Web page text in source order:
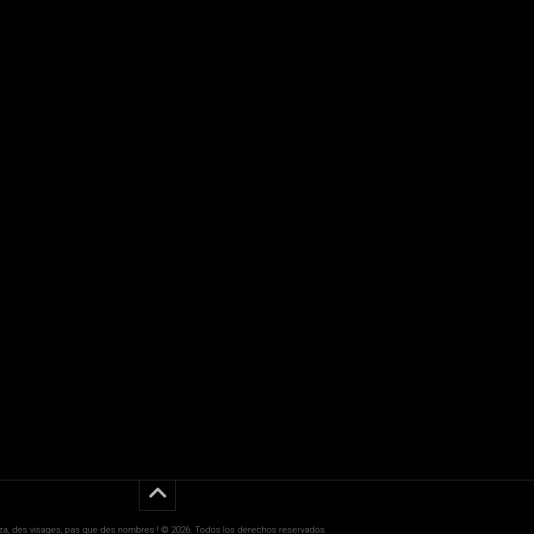
des visages, pas que des nombres ! © 2026. Todos los derechos reservados.